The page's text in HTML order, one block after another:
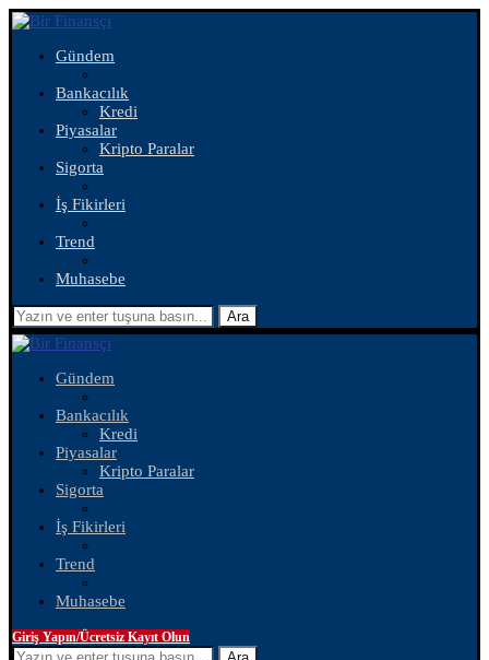
Gündem
Bankacılık
Kredi
Piyasalar
Kripto Paralar
Sigorta
İş Fikirleri
Trend
Muhasebe
Ara
Gündem
Bankacılık
Kredi
Piyasalar
Kripto Paralar
Sigorta
İş Fikirleri
Trend
Muhasebe
Giriş Yapın/Ücretsiz Kayıt Olun